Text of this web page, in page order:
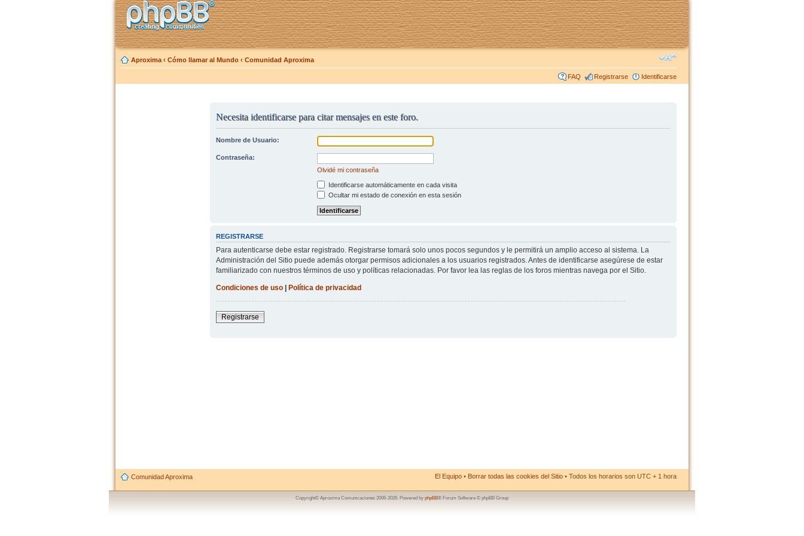
Aproxima ‹ Cómo llamar al Mundo ‹ Comunidad Aproxima
FAQ Registrarse Identificarse
Necesita identificarse para citar mensajes en este foro.
Nombre de Usuario:
Contraseña:
Olvidé mi contraseña
Identificarse automáticamente en cada visita
Ocultar mi estado de conexión en esta sesión
REGISTRARSE
Para autenticarse debe estar registrado. Registrarse tomará solo unos pocos segundos y le permitirá un amplio acceso al sistema. La
Administración del Sitio puede además otorgar permisos adicionales a los usuarios registrados. Antes de identificarse asegúrese de estar
familiarizado con nuestros términos de uso y políticas relacionadas. Por favor lea las reglas de los foros mientras navega por el Sitio.
Condiciones de uso| Política de privacidad
Registrarse
Comunidad Aproxima El Equipo • Borrar todas las cookies del Sitio • Todos los horarios son UTC + 1 hora
Copyright© Aproxima Comunicaciones 2006-2026. Powered by phpBB® Forum Software © phpBB Group